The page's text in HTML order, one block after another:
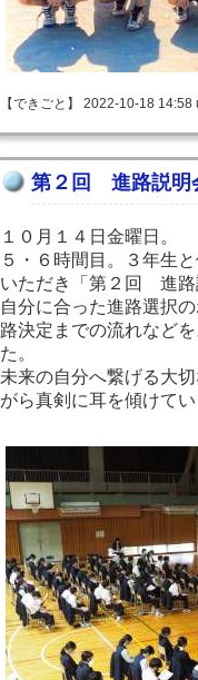
【できごと】 2022-10-18
第２回 進路説明
１０月１４日金曜日。
５・６時間目。３年生
いただき「第２回 進路
自分に合った進路選択
路決定までの流れなど
た。
未来の自分へ繋げる大
がら真剣に耳を傾けて